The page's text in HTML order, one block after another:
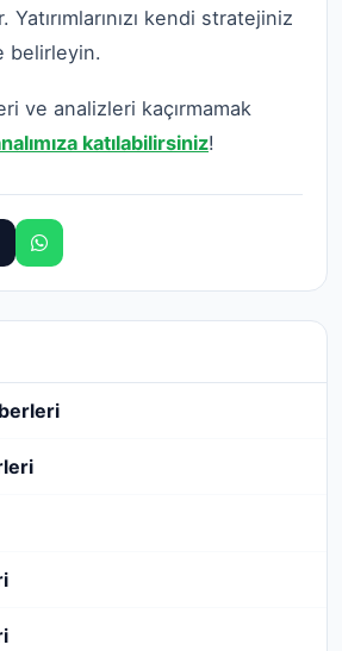
kendi stratejiniz
belirleyin.
ve analizleri kaçırmamak
katılabilirsiniz!